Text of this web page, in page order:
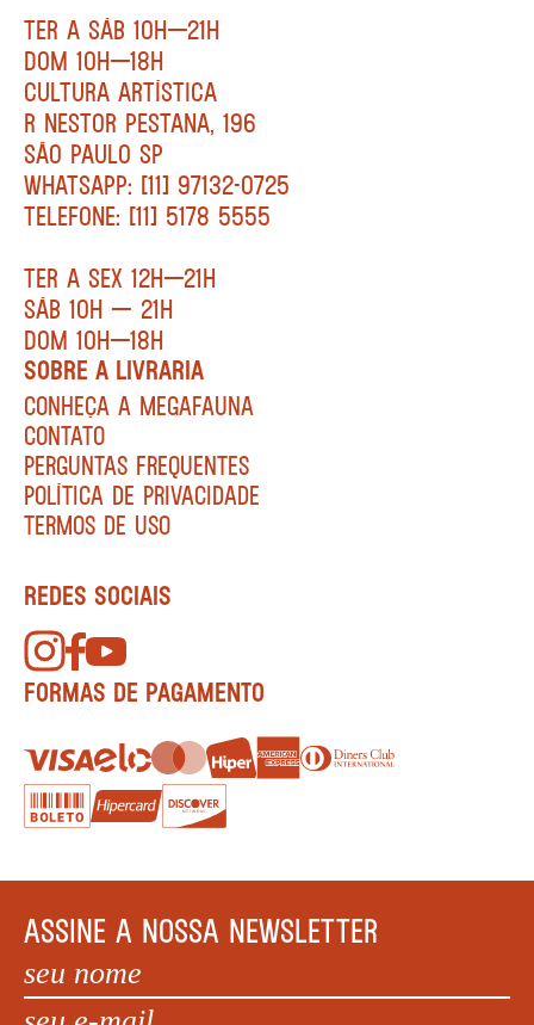
TER A SÁB 10H—21H
DOM 10H—18H
CULTURA ARTÍSTICA
R NESTOR PESTANA, 196
SÃO PAULO SP
WHATSAPP: [11] 97132-0725
TELEFONE: [11] 5178 5555
TER A SEX 12H—21H
SÁB 10H — 21H
DOM 10H—18H
SOBRE A LIVRARIA
CONHEÇA A MEGAFAUNA
CONTATO
PERGUNTAS FREQUENTES
POLÍTICA DE PRIVACIDADE
TERMOS DE USO
REDES SOCIAIS
FORMAS DE PAGAMENTO
ASSINE A NOSSA NEWSLETTER